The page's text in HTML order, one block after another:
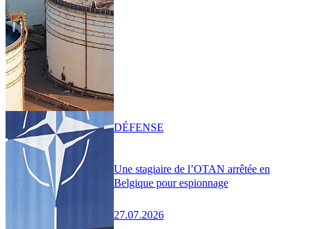
Une stagiaire de l’OTAN arrêtée en
Belgique pour espionnage
27.07.2026
DÉFENSE